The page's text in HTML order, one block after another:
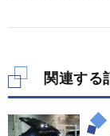
関連する